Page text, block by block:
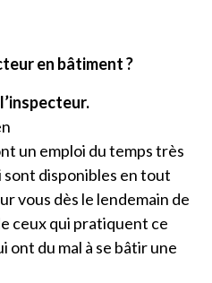
en bâtiment ?
un emploi du temps très
disponibles en tout
vous dès le lendemain de
ceux qui pratiquent ce
ont du mal à se bâtir une